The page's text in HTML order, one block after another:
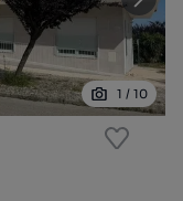
1 / 10